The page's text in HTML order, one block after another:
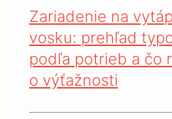
Zariadenie na
vosku: prehľad
podľa potrieb a čo
o výťažnosti